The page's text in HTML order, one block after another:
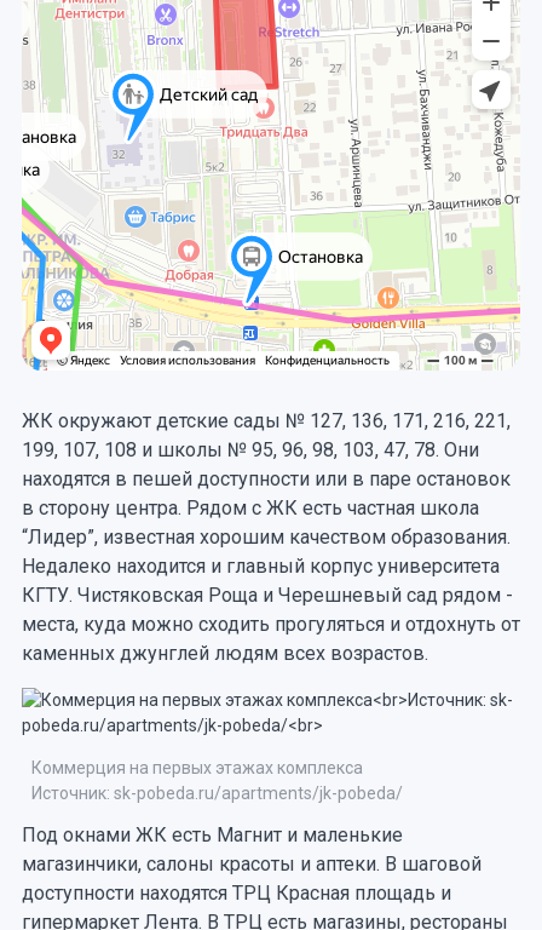
ЖК окружают детские сады № 127, 136, 171, 216, 221,
199, 107, 108 и школы № 95, 96, 98, 103, 47, 78. Они
находятся в пешей доступности или в паре остановок
в сторону центра. Рядом с ЖК есть частная школа
“Лидер”, известная хорошим качеством образования.
Недалеко находится и главный корпус университета
КГТУ. Чистяковская Роща и Черешневый сад рядом -
места, куда можно сходить прогуляться и отдохнуть от
каменных джунглей людям всех возрастов.
Коммерция на первых этажах комплекса
Источник: sk-pobeda.ru/apartments/jk-pobeda/
Под окнами ЖК есть Магнит и маленькие
магазинчики, салоны красоты и аптеки. В шаговой
доступности находятся ТРЦ Красная площадь и
гипермаркет Лента. В ТРЦ есть магазины, рестораны